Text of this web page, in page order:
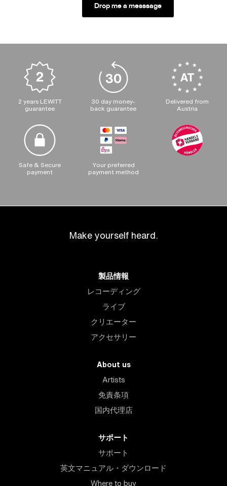
Drop me a messsage
2 years LEWITT
guarantee
30 day money-
back guarantee
Delivered from
Austria
Safe & Secure
payment
Your preferred
payment method
Make yourself heard.
製品情報
レコーディング
ライブ
クリエーター
アクセサリー
About us
Artists
免責条項
国内代理店
サポート
サポート
英文マニュアル・ダウンロード
Where to buy